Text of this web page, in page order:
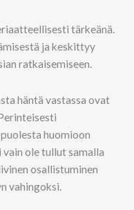
tärkeänä.
ja keskittyy
ratkaisemiseen.
häntä vastassa ovat
huomioon
ole tullut samalla
osallistuminen
vahingoksi.